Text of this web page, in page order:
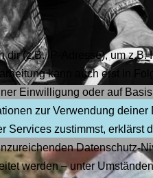
Veranstaltung
(z.B. IP-Adresse), um z.B.
kann auch erst in
Einwilligung oder auf
zur Verwendung deiner
zustimmst, erklärst
Datenschutz-
werden – unter